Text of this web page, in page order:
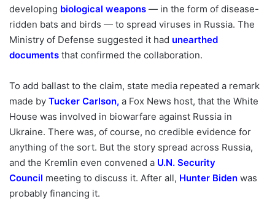
developing biological weapons — in the form of disease-
ridden bats and birds — to spread viruses in Russia. The
Ministry of Defense suggested it had unearthed
documents that confirmed the collaboration.
To add ballast to the claim, state media repeated a remark
made by Tucker Carlson, a Fox News host, that the White
House was involved in biowarfare against Russia in
Ukraine. There was, of course, no credible evidence for
anything of the sort. But the story spread across Russia,
and the Kremlin even convened a U.N. Security
Council meeting to discuss it. After all, Hunter Biden was
probably financing it.